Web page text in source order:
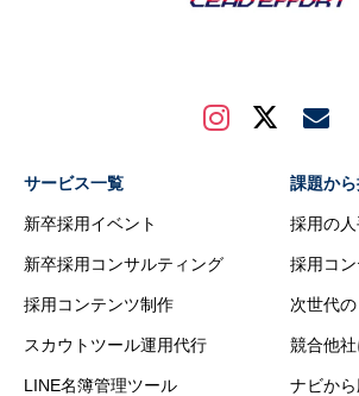
サービス一覧
新卒採用イベント
新卒採用コンサルティング
採用コンテンツ制作
スカウトツール運用代行
LINE名簿管理ツール
課題か
採用の
採用コ
次世代
競合他
ナビか